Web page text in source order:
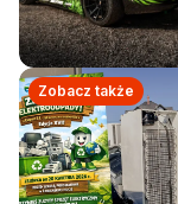
Zobacz także